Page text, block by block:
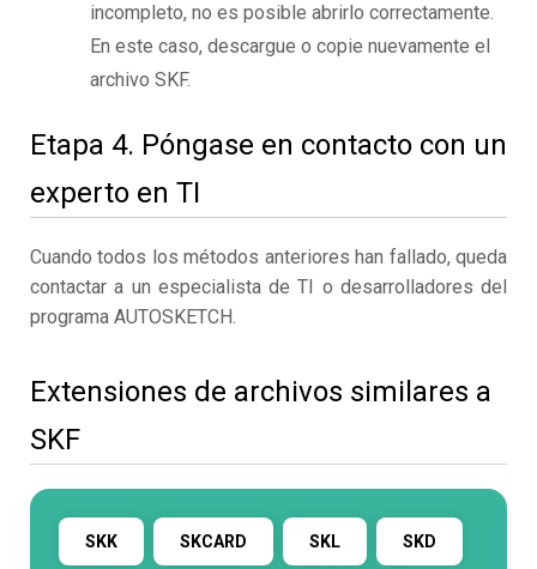
incompleto, no es posible abrirlo correctamente.
En este caso, descargue o copie nuevamente el
archivo SKF.
Etapa 4. Póngase en contacto con un
experto en TI
Cuando todos los métodos anteriores han fallado, queda
contactar a un especialista de TI o desarrolladores del
programa AUTOSKETCH.
Extensiones de archivos similares a
SKF
SKK SKCARD SKL SKD